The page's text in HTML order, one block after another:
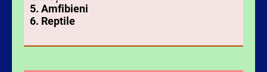
5. Amfibieni
6. Reptile